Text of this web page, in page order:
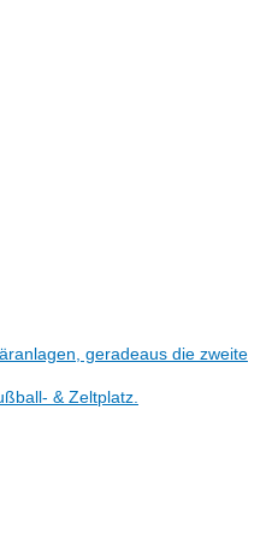
geradeaus die zweite